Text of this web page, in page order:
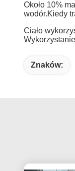
Około 10%
wodór.Kiedy
Ciało
Znaków: